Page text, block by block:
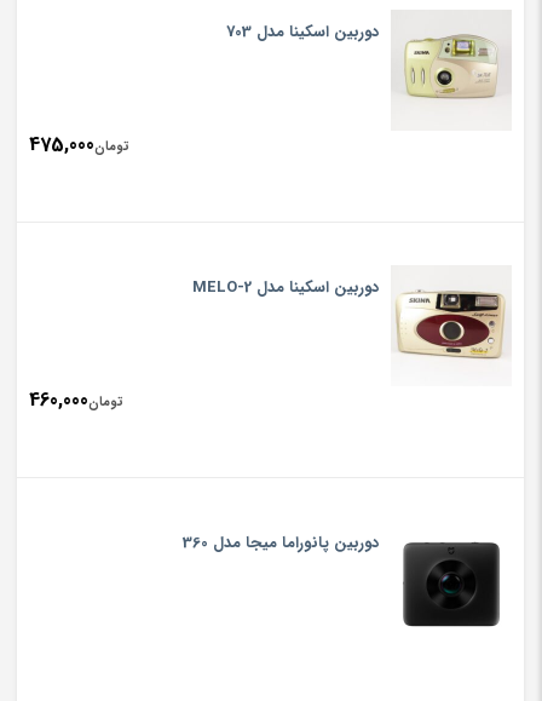
دوربین اسکینا مدل 703
تومان475,000
دوربین اسکینا مدل MELO-2
تومان460,000
دوربین پانوراما میجا مدل 360